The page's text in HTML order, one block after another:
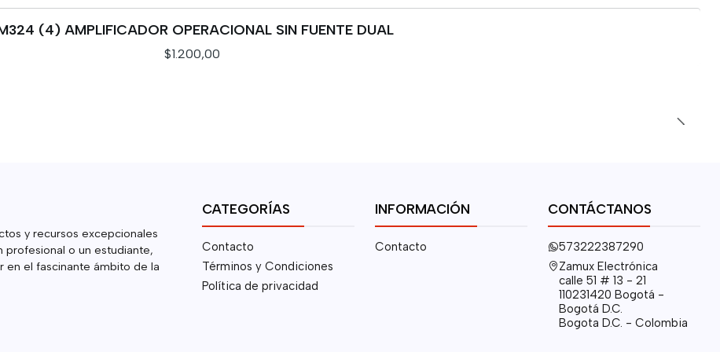
(4) AMPLIFICADOR OPERACIONAL SIN FUENTE DUAL
$1.200,00
y recursos excepcionales
profesional o un estudiante,
en el fascinante ámbito de la
CATEGORÍAS
Contacto
Términos y Condiciones
Política de privacidad
INFORMACIÓN
Contacto
CONTÁCTANOS
573222387290
Zamux Electrónica
calle 51 # 13 - 21
110231420 Bogotá -
Bogotá D.C.
Bogota D.C. - Colombia